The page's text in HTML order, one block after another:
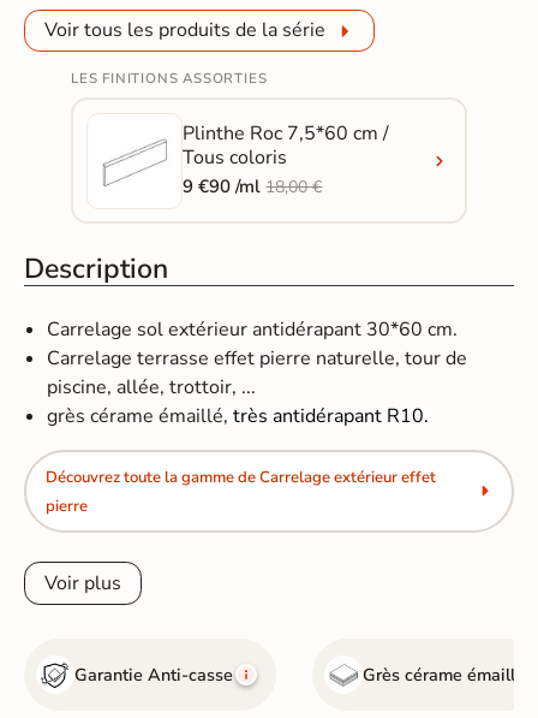
Voir tous les produits de la série
LES FINITIONS ASSORTIES
Plinthe Roc 7,5*60 cm /
Tous coloris
9 €90 /ml18,00 €
Description
Carrelage sol extérieur antidérapant 30*60 cm.
Carrelage terrasse effet pierre naturelle, tour de
piscine, allée, trottoir, ...
grès cérame émaillé,très antidérapant R10.
Découvrez toute la gamme de Carrelage extérieur effet
pierre
Voir plus
Garantie Anti-casse Grès cérame émaillé